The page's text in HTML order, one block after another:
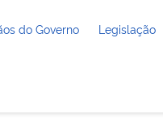
do Governo Legislação